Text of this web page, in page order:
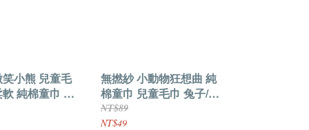
小熊 兒童毛
純棉童巾 舒
無撚紗 小動物狂想曲 純
棉童巾 兒童毛巾 兔子/小
鳥/青蛙/螃蟹
NT$89
NT$49